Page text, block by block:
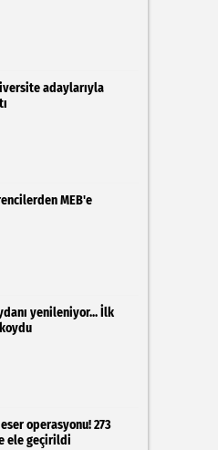
adaylarıyla
MEB'e
yenileniyor... İlk
operasyonu! 273
ele geçirildi